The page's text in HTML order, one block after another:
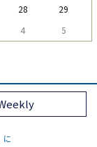
28
29
4 5
に